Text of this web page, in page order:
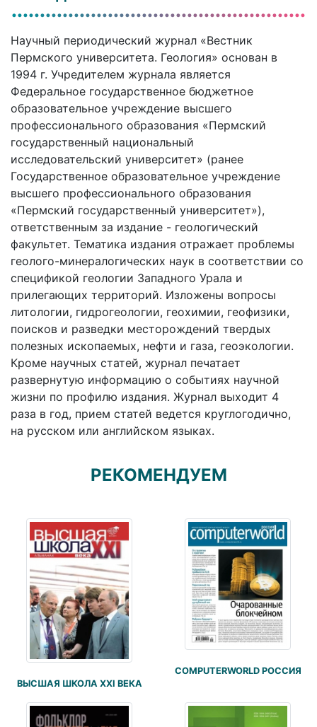
Научный периодический журнал «Вестник
Пермского университета. Геология» основан в
1994 г. Учредителем журнала является
Федеральное государственное бюджетное
образовательное учреждение высшего
профессионального образования «Пермский
государственный национальный
исследовательский университет» (ранее
Государственное образовательное учреждение
высшего профессионального образования
«Пермский государственный университет»),
ответственным за издание - геологический
факультет. Тематика издания отражает проблемы
геолого-минералогических наук в соответствии со
спецификой геологии Западного Урала и
прилегающих территорий. Изложены вопросы
литологии, гидрогеологии, геохимии, геофизики,
поисков и разведки месторождений твердых
полезных ископаемых, нефти и газа, геоэкологии.
Кроме научных статей, журнал печатает
развернутую информацию о событиях научной
жизни по профилю издания. Журнал выходит 4
раза в год, прием статей ведется круглогодично,
на русском или английском языках.
РЕКОМЕНДУЕМ
ВЫСШАЯ ШКОЛА XXI ВЕКА
COMPUTERWORLD РОССИЯ